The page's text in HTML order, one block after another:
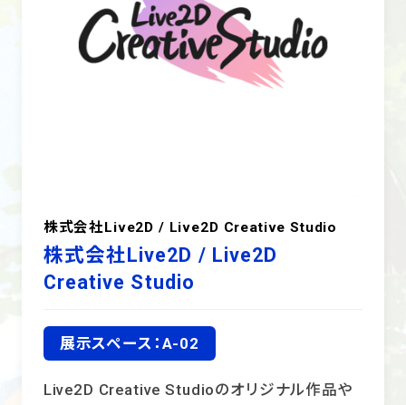
株式会社Live2D / Live2D Creative Studio
株式会社Live2D / Live2D
Creative Studio
展示スペース：A-02
Live2D Creative Studioのオリジナル作品や